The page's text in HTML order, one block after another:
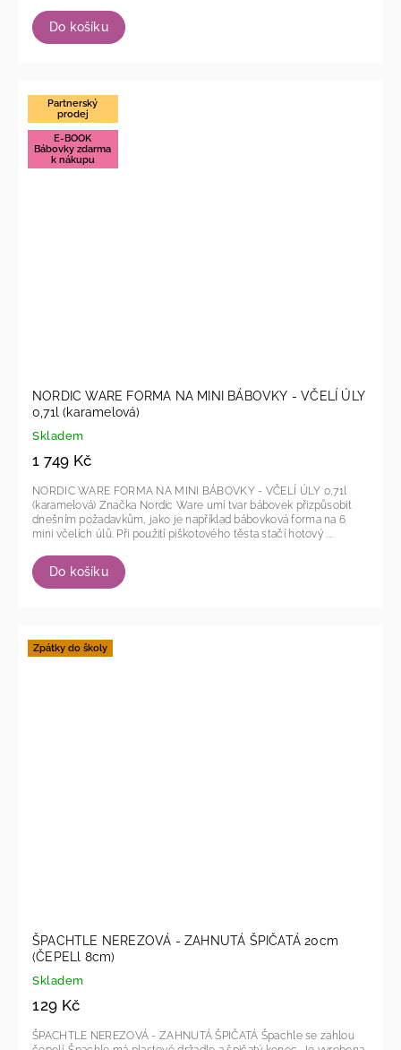
Do košíku
Partnerský
prodej
E-BOOK
Bábovky zdarma
k nákupu
NORDIC WARE FORMA NA MINI BÁBOVKY - VČELÍ ÚLY
0,71l (karamelová)
Skladem
1 749 Kč
Do košíku
NORDIC WARE FORMA NA MINI BÁBOVKY - VČELÍ ÚLY 0,71l
(karamelová) Značka Nordic Ware umí tvar bábovek přizpůsobit
dnešním požadavkům, jako je například bábovková forma na 6
mini včelích úlů. Při použití piškotového těsta stačí hotový ...
Zpátky do školy
ŠPACHTLE NEREZOVÁ - ZAHNUTÁ ŠPIČATÁ 20cm
(ČEPELl 8cm)
Skladem
129 Kč
ŠPACHTLE NEREZOVÁ - ZAHNUTÁ ŠPIČATÁ Špachle se zahlou